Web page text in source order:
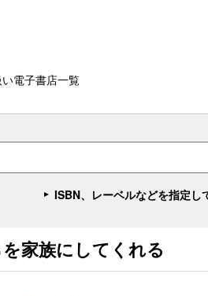
電子書店一覧
ISBN、レーベルなどを指定し
家族にしてくれる